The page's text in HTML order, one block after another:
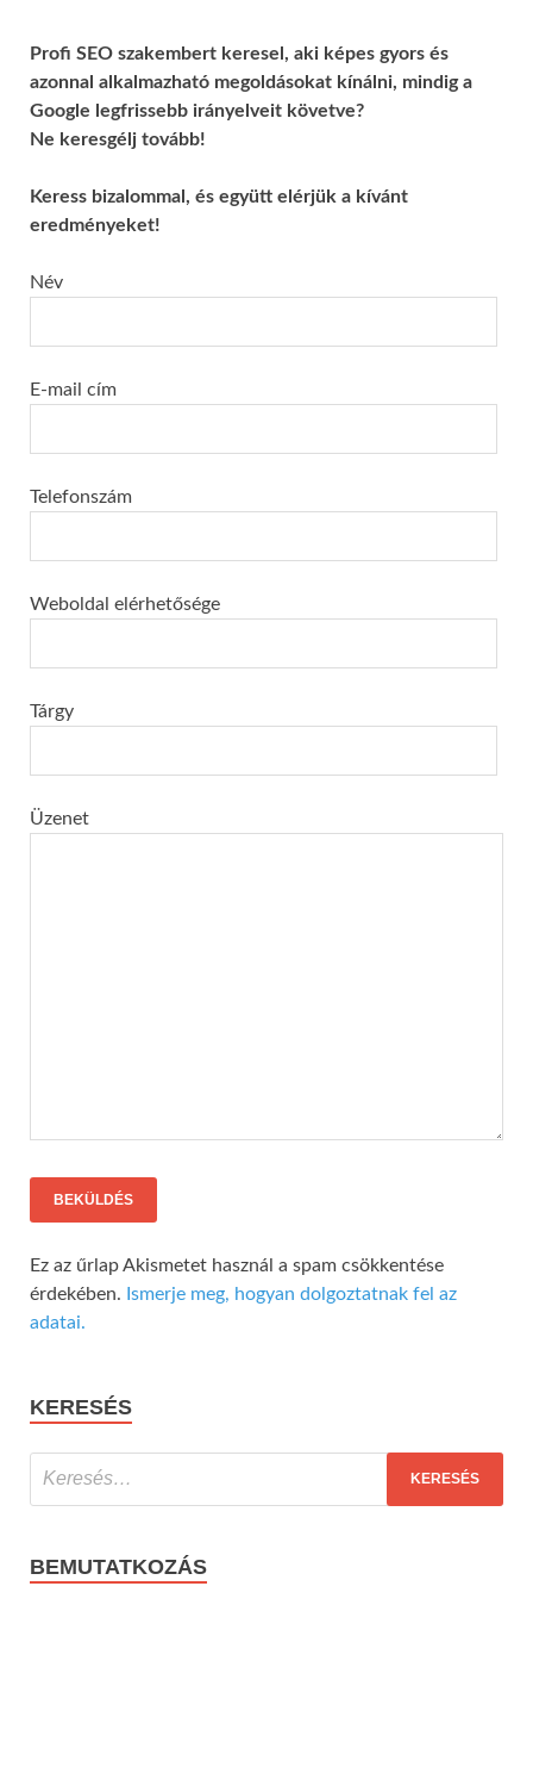
Profi SEO szakembert keresel, aki képes gyors és
azonnal alkalmazható megoldásokat kínálni, mindig a
Google legfrissebb irányelveit követve?
Ne keresgélj tovább!
Keress bizalommal, és együtt elérjük a kívánt
eredményeket!
Név
E-mail cím
Telefonszám
Weboldal elérhetősége
Tárgy
Üzenet
Ez az űrlap Akismetet használ a spam csökkentése
érdekében. Ismerje meg, hogyan dolgoztatnak fel az
adatai.
KERESÉS
BEMUTATKOZÁS